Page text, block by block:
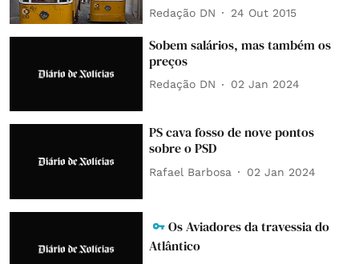
Redação DN 24 Out 2015
Sobem salários, mas também os
preços
Redação DN 02 Jan 2024
PS cava fosso de nove pontos
sobre o PSD
Rafael Barbosa 02 Jan 2024
Os Aviadores da travessia do
Atlântico